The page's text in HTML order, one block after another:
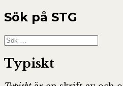
Sök på STG
Sök
efter:
Typiskt